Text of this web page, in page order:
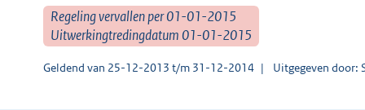
Regeling vervallen per 01-01-2015
Uitwerkingtredingdatum 01-01-2015
Geldend van 25-12-2013 t/m 31-12-2014 Uitgegeven door: